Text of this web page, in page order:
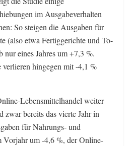
im Ausgabeverhalten
So steigen die Ausgaben für
(also etwa Fertiggerichte und To-
eines Jahres um +7,3 %.
hingegen mit -4,1 %
Lebensmittelhandel weiter
zwar bereits das vierte Jahr in
für Nahrungs- und
Vorjahr um -4,6 %, der Online-